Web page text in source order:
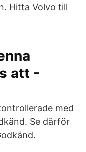
Hitta Volvo till
att -
med
Se därför